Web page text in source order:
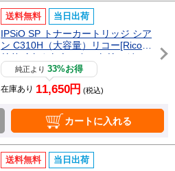
送料無料 当日出荷
IPSiO SP トナーカートリッジ シア
ン C310H（大容量）リコー[Ricoh]
リサイクルトナーカートリッジ
純正より33%お得
在庫あり 11,650円 (税込)
カートに入れる
送料無料 当日出荷